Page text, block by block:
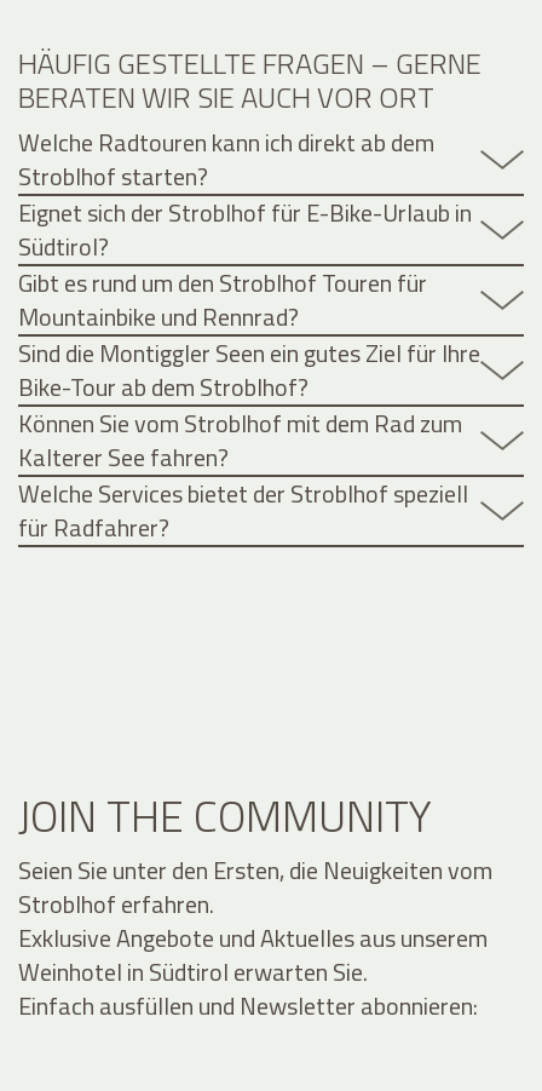
HÄUFIG GESTELLTE FRAGEN – GERNE
BERATEN WIR SIE AUCH VOR ORT
Welche Radtouren kann ich direkt ab dem
Stroblhof starten?
Eignet sich der Stroblhof für E-Bike-Urlaub in
Südtirol?
Gibt es rund um den Stroblhof Touren für
Mountainbike und Rennrad?
Sind die Montiggler Seen ein gutes Ziel für Ihre
Bike-Tour ab dem Stroblhof?
Können Sie vom Stroblhof mit dem Rad zum
Kalterer See fahren?
Welche Services bietet der Stroblhof speziell
für Radfahrer?
JOIN THE COMMUNITY
Seien Sie unter den Ersten, die Neuigkeiten vom
Stroblhof erfahren.
Exklusive Angebote und Aktuelles aus unserem
Weinhotel in Südtirol erwarten Sie.
Einfach ausfüllen und Newsletter abonnieren: